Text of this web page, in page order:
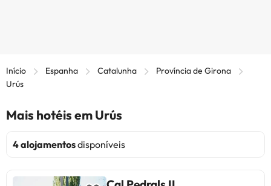
Início Espanha Catalunha
Província de Girona
Urús
Mais hotéis em Urús
4 alojamentosdisponíveis